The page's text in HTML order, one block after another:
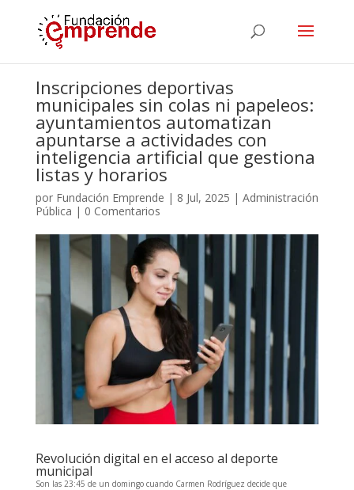
Inscripciones deportivas
municipales sin colas ni papeleos:
ayuntamientos automatizan
apuntarse a actividades con
inteligencia artificial que gestiona
listas y horarios
por Fundación Emprende | 8 Jul, 2025 | Administración
Pública | 0 Comentarios
Revolución digital en el acceso al deporte
municipal
Son las 23:45 de un domingo cuando Carmen Rodríguez decide que